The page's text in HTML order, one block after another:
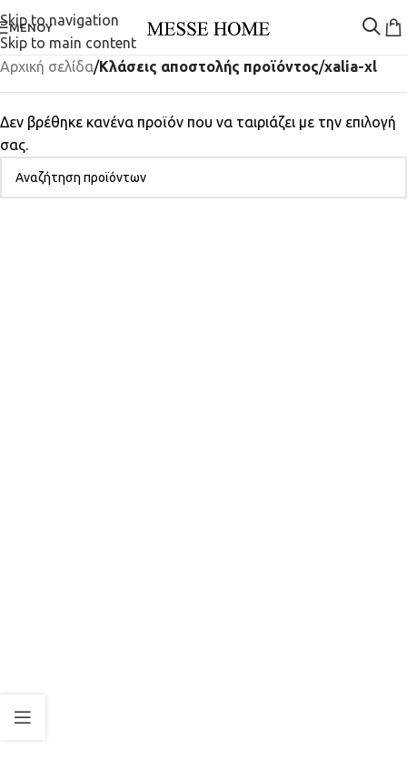
Skip to navigation
Skip to main content
ΜΕΝΟΎ
Αρχική σελίδα/Κλάσεις αποστολής προϊόντος/xalia-xl
Δεν βρέθηκε κανένα προϊόν που να ταιριάζει με την επιλογή
σας.